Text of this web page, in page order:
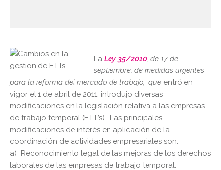
La Ley 35/2010 , de 17 de
septiembre, de medidas urgentes
para la reforma del mercado de trabajo, que entró en
vigor el 1 de abril de 2011, introdujo diversas
modificaciones en la legislación relativa a las empresas
de trabajo temporal (ETT’s) .Las principales
modificaciones de interés en aplicación de la
coordinación de actividades empresariales son:
a) Reconocimiento legal de las mejoras de los derechos
laborales de las empresas de trabajo temporal.